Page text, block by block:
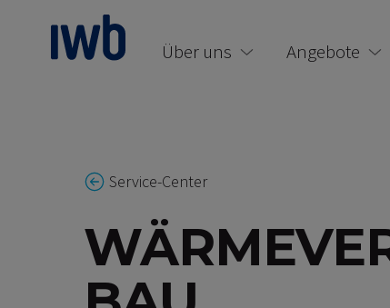
zum Main Content
Über uns
Angebote
Service-Center